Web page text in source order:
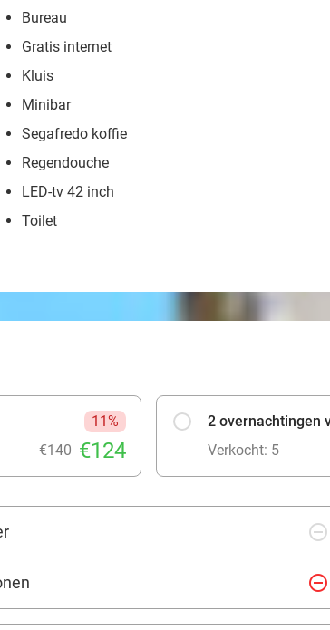
Bureau
Gratis internet
Kluis
Minibar
Segafredo koffie
Regendouche
LED-tv 42 inch
Toilet
11%
€140 €124
2 overnachtingen
Verkocht: 5
remove_circle_outline
remove_circle_outline